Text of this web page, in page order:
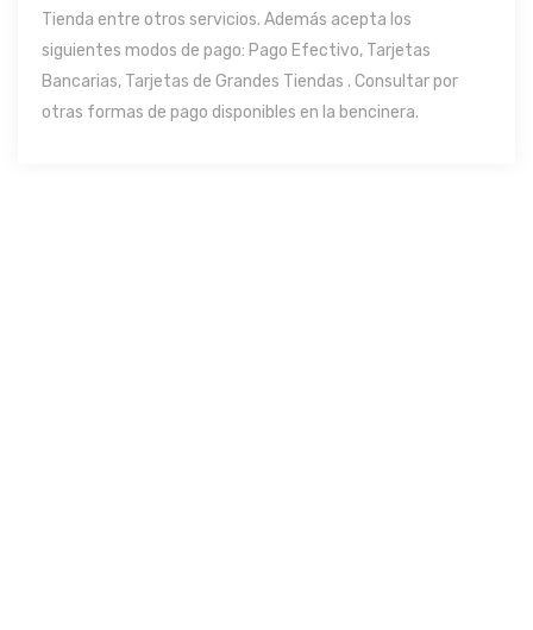
Tienda entre otros servicios. Además acepta los
siguientes modos de pago: Pago Efectivo, Tarjetas
Bancarias, Tarjetas de Grandes Tiendas . Consultar por
otras formas de pago disponibles en la bencinera.